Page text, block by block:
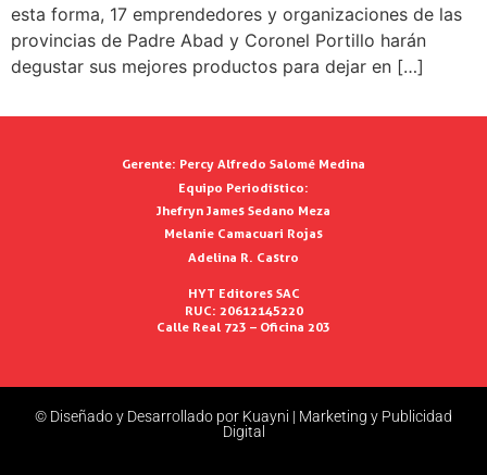
esta forma, 17 emprendedores y organizaciones de las
provincias de Padre Abad y Coronel Portillo harán
degustar sus mejores productos para dejar en […]
Gerente: Percy Alfredo Salomé Medina
Equipo Periodístico:
Jhefryn James Sedano Meza
Melanie Camacuari Rojas
Adelina R. Castro
HYT Editores SAC
RUC: 20612145220
Calle Real 723 – Oficina 203
© Diseñado y Desarrollado por Kuayni | Marketing y Publicidad
Digital